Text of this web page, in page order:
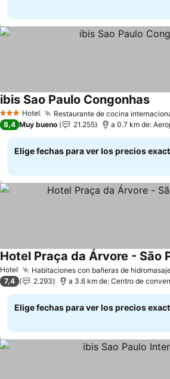
3 Estrellas
Hotel Restaurante de cocina
ibis Sao Paulo Congonhas
8,4 Muy bueno 21.255 a 0.7 km de:
Elige fechas para ver los precios
Hotel Habitaciones con bañeras de
Hotel Praça da Árvore - São
7,4 2.293 a 3.6 km de: Centro de
Elige fechas para ver los precios